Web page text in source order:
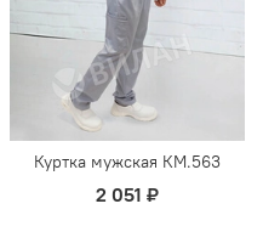
Куртка мужская КМ.563
2 051 ₽